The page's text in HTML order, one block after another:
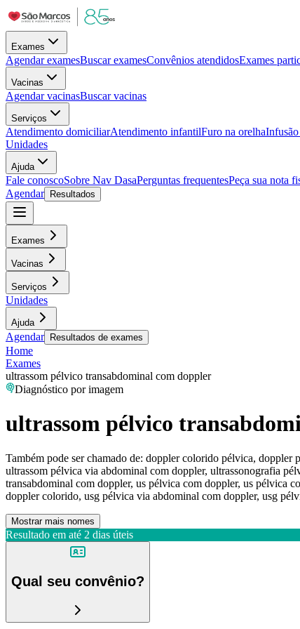
Exames
Agendar examesBuscar examesConvênios atendidosExames
Vacinas
Agendar vacinasBuscar vacinas
Serviços
Atendimento domiciliarAtendimento infantilFuro na orelha
Unidades
Ajuda
Fale conoscoSobre Nav DasaPerguntas frequentesPeça sua nota
Agendar
Resultados
Exames
Vacinas
Serviços
Unidades
Ajuda
Agendar Resultados de exames
Home
Exames
ultrassom pélvico transabdominal com doppler
Diagnóstico por imagem
ultrassom pélvico
Também pode ser chamado de: doppler colorido pélvica, doppler
ultrassom pélvica via abdominal com doppler, ultrassonografia
transabdominal com doppler, us pélvica com doppler, us pélvica
doppler colorido, usg pélvica via abdominal com doppler, usg
Mostrar mais nomes
Resultado em até 2 dias úteis
Qual seu convênio?